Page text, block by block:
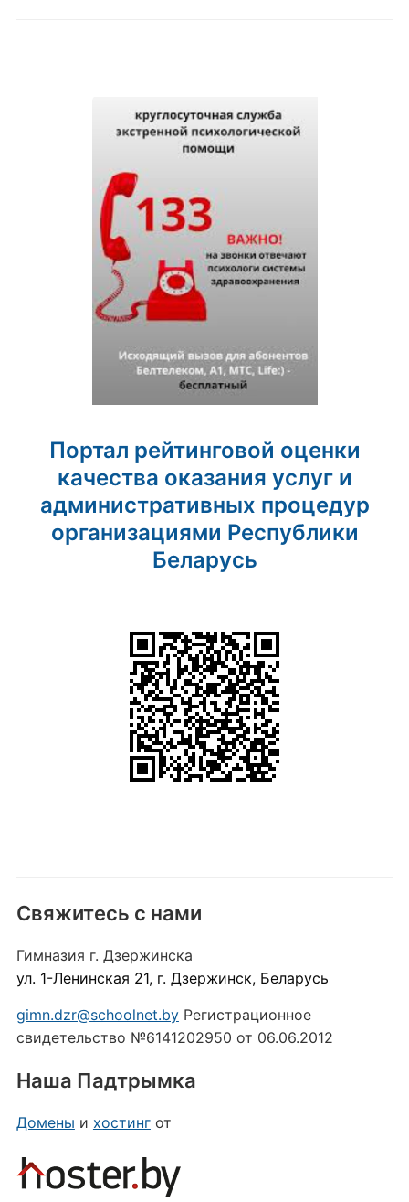
Портал рейтинговой оценки
качества оказания услуг и
административных процедур
организациями Республики
Беларусь
Свяжитесь с нами
Гимназия г. Дзержинска
ул. 1-Ленинская 21, г. Дзержинск, Беларусь
gimn.dzr@schoolnet.byРегистрационное
свидетельство №6141202950 от 06.06.2012
Наша Падтрымка
Домены и хостингот